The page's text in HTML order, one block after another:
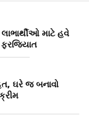
માટે હવે
ફરજિયાત
ઘરે જ બનાવો